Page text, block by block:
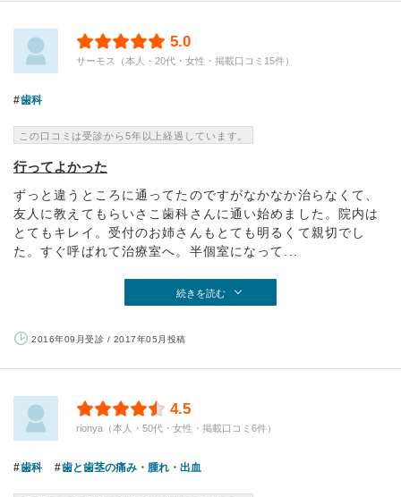
5.0
サーモス（本人・20代・女性・掲載口コミ15件）
歯科
この口コミは受診から5年以上経過しています。
行ってよかった
ずっと違うところに通ってたのですがなかなか治らなくて、
友人に教えてもらいさこ歯科さんに通い始めました。院内は
とてもキレイ。受付のお姉さんもとても明るくて親切でし
た。すぐ呼ばれて治療室へ。半個室になって...
続きを読む
2016年09月受診 / 2017年05月投稿
4.5
rionya（本人・50代・女性・掲載口コミ6件）
歯科 歯と歯茎の痛み・腫れ・出血